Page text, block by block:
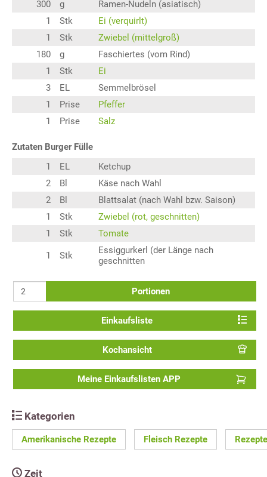
300 g
Ramen-Nudeln (asiatisch)
1
Stk
Ei (verquirlt)
1
Stk
Zwiebel (mittelgroß)
180
g
Faschiertes (vom Rind)
1
Stk
Ei
3
EL
Semmelbrösel
1
Prise
Pfeffer
1
Prise Salz
Zutaten Burger Fülle
1
EL
Ketchup
2
Bl
Käse nach Wahl
2
Bl
Blattsalat (nach Wahl bzw. Saison)
1
Stk
Zwiebel (rot, geschnitten)
1
Stk Tomate
1 Stk
Essiggurkerl (der Länge nach
geschnitten
Portionen
Einkaufsliste
Kochansicht
Meine Einkaufslisten APP
Kategorien
Amerikanische Rezepte Fleisch Rezepte
Zeit